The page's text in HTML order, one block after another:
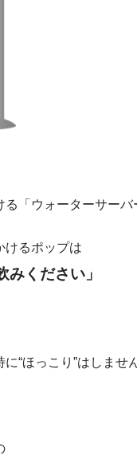
「ウォーターサーバ
けるポップは
みください」
“ほっこり”はしませ